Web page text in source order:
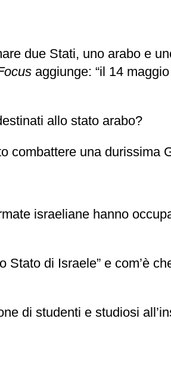
due Stati, uno arabo e
aggiunge: “il 14
allo stato arabo?
combattere una durissima
israeliane hanno
di Israele” e com’è
di studenti e studiosi